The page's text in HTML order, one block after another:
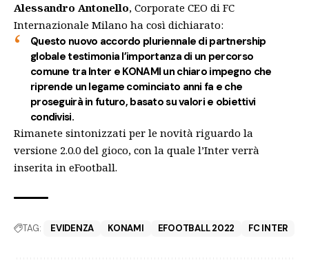
Alessandro Antonello, Corporate CEO di FC
Internazionale Milano ha così dichiarato:
Questo nuovo accordo pluriennale di partnership
globale testimonia l’importanza di un percorso
comune tra Inter e KONAMI un chiaro impegno che
riprende un legame cominciato anni fa e che
proseguirà in futuro, basato su valori e obiettivi
condivisi.
Rimanete sintonizzati per le novità riguardo la
versione 2.0.0 del gioco, con la quale l’Inter verrà
inserita in eFootball.
TAG: EVIDENZA KONAMI EFOOTBALL 2022 FC INTER